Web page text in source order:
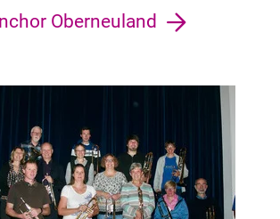
Oberneuland
Woltmershausen, Rablinghausen,